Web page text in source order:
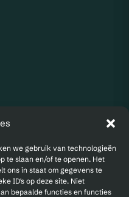
we gebruik van technologieën
te slaan en/of te openen. Het
ons in staat om gegevens te
ID's op deze site. Niet
bepaalde functies en functies